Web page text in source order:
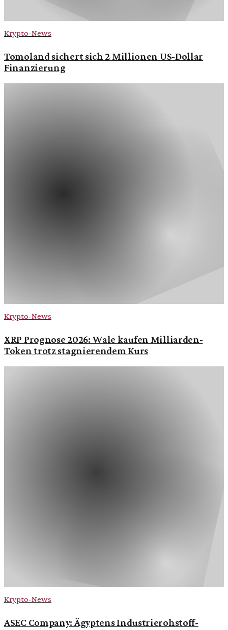
Krypto-News
Tomoland sichert sich 2 Millionen US-Dollar
Finanzierung
Krypto-News
XRP Prognose 2026: Wale kaufen Milliarden-
Token trotz stagnierendem Kurs
Krypto-News
ASEC Company: Ägyptens Industrierohstoff-